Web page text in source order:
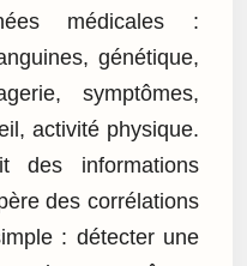
médicales :
génétique,
symptômes,
activité physique.
informations
des corrélations
: détecter une